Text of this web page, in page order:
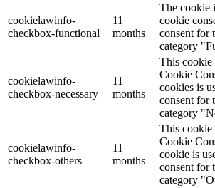
cookielawinfo-
checkbox-functional
11
months
The cookie
cookie
consent for
category
cookielawinfo-
checkbox-necessary
11
months
This cookie
Cookie
cookies is
consent for
category
cookielawinfo-
checkbox-others
11
months
This cookie
Cookie
cookie is
consent for
category